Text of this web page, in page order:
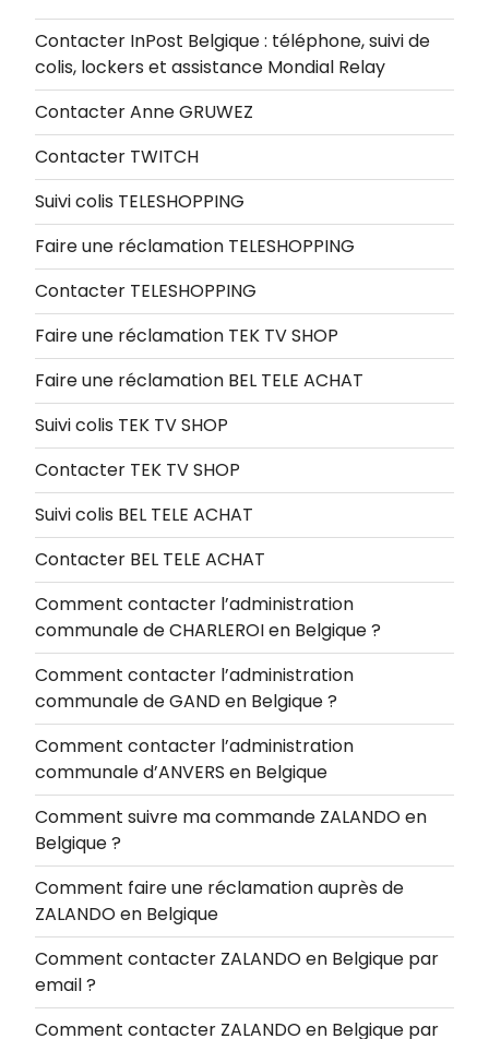
Contacter InPost Belgique : téléphone, suivi de
colis, lockers et assistance Mondial Relay
Contacter Anne GRUWEZ
Contacter TWITCH
Suivi colis TELESHOPPING
Faire une réclamation TELESHOPPING
Contacter TELESHOPPING
Faire une réclamation TEK TV SHOP
Faire une réclamation BEL TELE ACHAT
Suivi colis TEK TV SHOP
Contacter TEK TV SHOP
Suivi colis BEL TELE ACHAT
Contacter BEL TELE ACHAT
Comment contacter l’administration
communale de CHARLEROI en Belgique ?
Comment contacter l’administration
communale de GAND en Belgique ?
Comment contacter l’administration
communale d’ANVERS en Belgique
Comment suivre ma commande ZALANDO en
Belgique ?
Comment faire une réclamation auprès de
ZALANDO en Belgique
Comment contacter ZALANDO en Belgique par
email ?
Comment contacter ZALANDO en Belgique par